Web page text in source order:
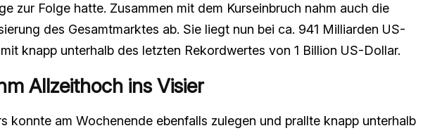
zur Folge hatte. Zusammen mit dem Kurseinbruch nahm auch die
des Gesamtmarktes ab. Sie liegt nun bei ca. 941 Milliarden US-
knapp unterhalb des letzten Rekordwertes von 1 Billion US-Dollar.
Allzeithoch ins Visier
konnte am Wochenende ebenfalls zulegen und prallte knapp unterhalb